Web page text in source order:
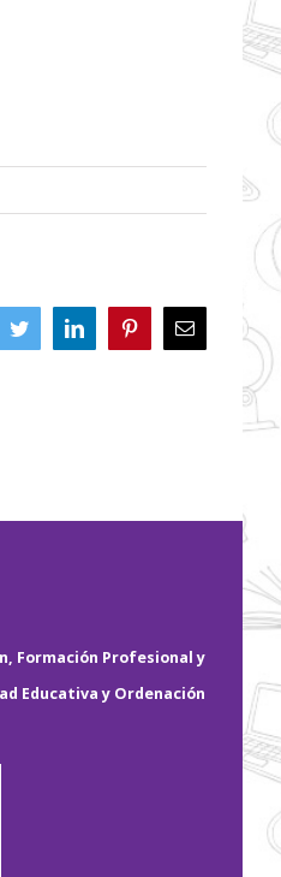
TwitterLinkedIn PinterestCorreo
electrónico
Formación Profesional y
Educativa y Ordenación